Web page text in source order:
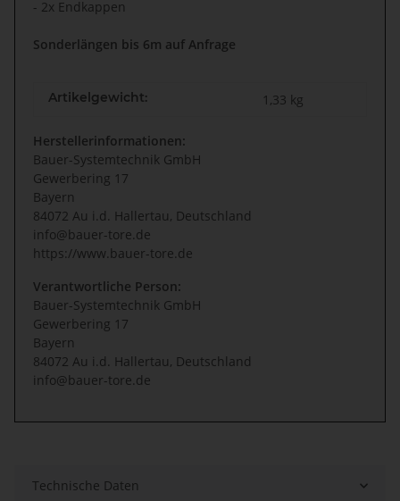
- 2x Endkappen
Sonderlängen bis 6m auf Anfrage
Artikelgewicht: 1,33 kg
Herstellerinformationen:
Bauer-Systemtechnik GmbH
Gewerbering 17
Bayern
84072 Au i.d. Hallertau, Deutschland
info@bauer-tore.de
https://www.bauer-tore.de
Verantwortliche Person:
Bauer-Systemtechnik GmbH
Gewerbering 17
Bayern
84072 Au i.d. Hallertau, Deutschland
info@bauer-tore.de
Technische Daten